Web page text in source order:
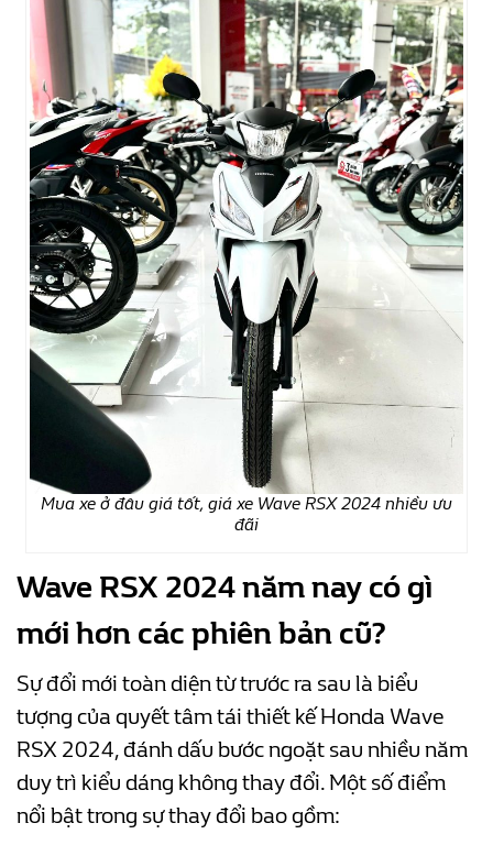
Mua xe ở đâu giá tốt, giá xe Wave RSX 2024 nhiều ưu
đãi
Wave RSX 2024 năm nay có gì
mới hơn các phiên bản cũ?
Sự đổi mới toàn diện từ trước ra sau là biểu
tượng của quyết tâm tái thiết kế Honda Wave
RSX 2024, đánh dấu bước ngoặt sau nhiều năm
duy trì kiểu dáng không thay đổi. Một số điểm
nổi bật trong sự thay đổi bao gồm: